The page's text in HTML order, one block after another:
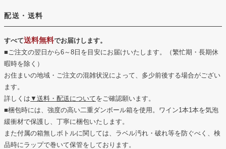
配送・送料
すべて送料無料でお届けします。
■ご注文の翌日から6～8日を目安にお届けいたします。（繁忙期・長期休
暇時を除く）
お住まいの地域・ご注文の混雑状況によって、多少前後する場合がござい
ます。
詳しくは ▼送料・配送についてをご確認願います。
■梱包時には、強度の高い二重ダンボール箱を使用。ワイン1本1本を気泡
緩衝材で保護し、丁寧に梱包いたします。
また付属の箱無しボトルに関しては、ラベル汚れ・破れ等を防ぐべく、検
品時にラップで巻いて保管をしております。